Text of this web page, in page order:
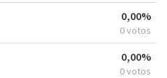
0,00%
0 votos
0,00%
0 votos